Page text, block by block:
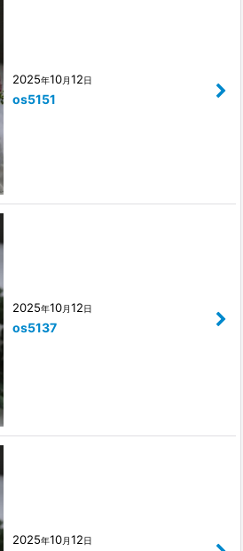
2025年10月12日
os5151
2025年10月12日
os5137
2025年10月12日